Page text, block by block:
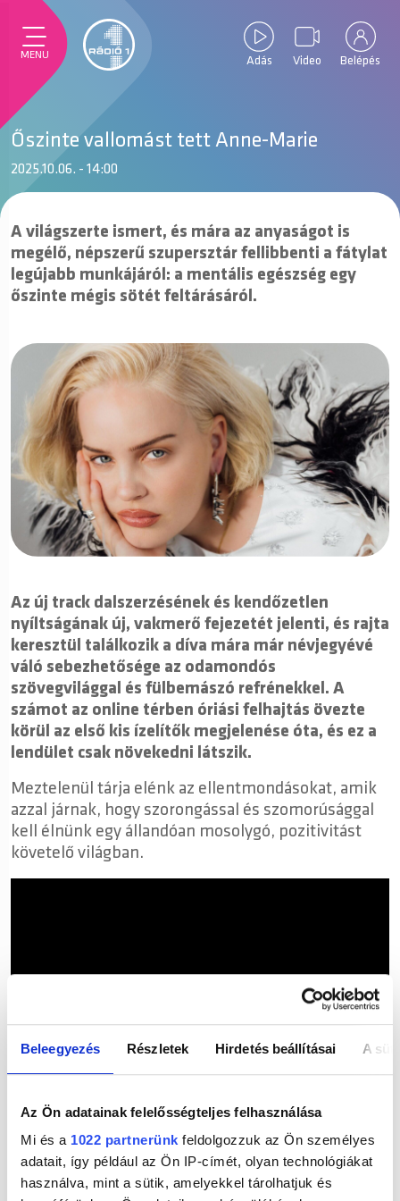
Beleegyezés Részletek Hirdetés beállításai A
Az Ön adatainak felelősségteljes felhasználása
Mi és a 1022 partnerünk feldolgozzuk az Ön személyes
adatait, így például az Ön IP-címét, olyan technológiákat
használva, mint a sütik, amelyekkel tárolhatjuk és
MENU Adás Video Belépés
Őszinte vallomást tett Anne-Marie
2025.10.06. - 14:00
A világszerte ismert, és mára az anyaságot is
megélő, népszerű szupersztár fellibbenti a fátylat
legújabb munkájáról: a mentális egészség egy
őszinte mégis sötét feltárásáról.
Az új track dalszerzésének és kendőzetlen
nyíltságának új, vakmerő fejezetét jelenti, és rajta
keresztül találkozik a díva mára már névjegyévé
váló sebezhetősége az odamondós
szövegvilággal és fülbemászó refrénekkel. A
számot az online térben óriási felhajtás övezte
körül az első kis ízelítők megjelenése óta, és ez a
lendület csak növekedni látszik.
Meztelenül tárja elénk az ellentmondásokat, amik
azzal járnak, hogy szorongással és szomorúsággal
kell élnünk egy állandóan mosolygó, pozitivitást
követelő világban.
„Egy dal azoknak, akik mélyen vannak érzelmileg!
Remélem, egy kicsit kevésbé érzitek magatokat
majd egyedül, mikor ezt hallgatjátok. És
remélhetőleg talán egy kis mosolyt is csal az